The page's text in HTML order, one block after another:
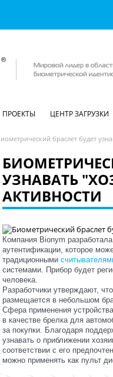
ЦЕНТР ЗАГРУЗКИ
браслет будет
УЗНАВАТЬ
АКТИВНОСТИ
Компания Bionym
аутентификации, которое
традиционными
системами. Прибор будет
человека.
Разработчики утверждают,
размещается в небольшом
Сфера применения
в качестве брелка для
за покупки. Благодаря
узнавать о приближении
соответствии с его
можно применять как пульт